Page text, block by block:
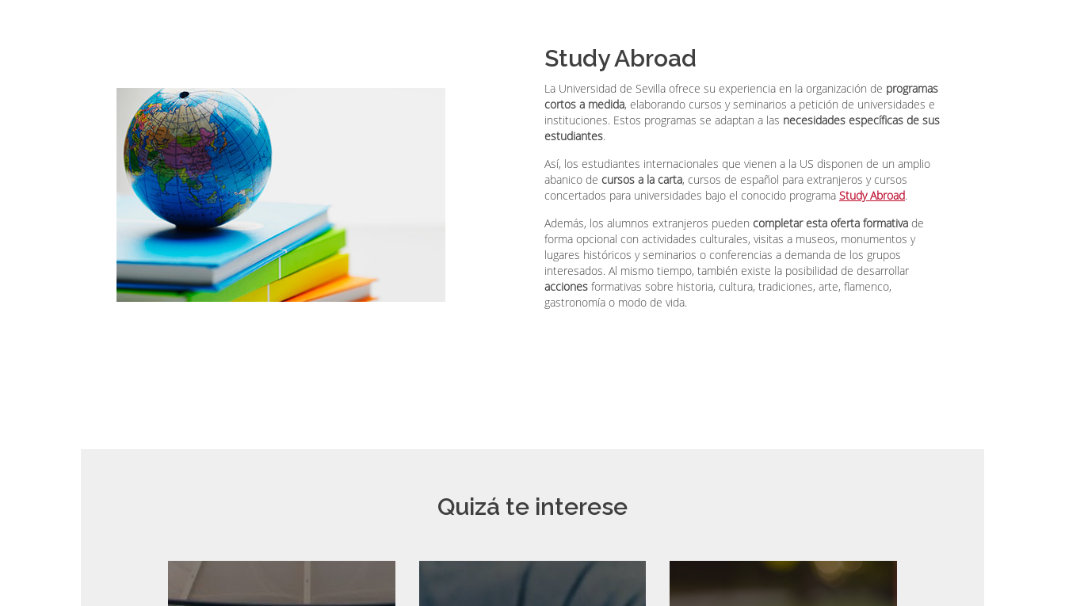
Study Abroad
La Universidad de Sevilla ofrece su experiencia en la organización de programas
cortos a medida, elaborando cursos y seminarios a petición de universidades e
instituciones. Estos programas se adaptan a las necesidades específicas de sus
estudiantes.
Así, los estudiantes internacionales que vienen a la US disponen de un amplio
abanico de cursos a la carta, cursos de español para extranjeros y cursos
concertados para universidades bajo el conocido programa Study Abroad.
Además, los alumnos extranjeros pueden completar esta oferta formativa de
forma opcional con actividades culturales, visitas a museos, monumentos y
lugares históricos y seminarios o conferencias a demanda de los grupos
interesados. Al mismo tiempo, también existe la posibilidad de desarrollar
acciones formativas sobre historia, cultura, tradiciones, arte, flamenco,
gastronomía o modo de vida.
Quizá te interese